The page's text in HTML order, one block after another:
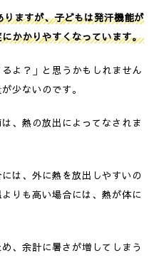
応急処置
ますが、子どもは発汗機能が
かかりやすくなっています。
よ？」と思うかもしれません
少ないのです。
、熱の放出によってなされま
は、外に熱を放出しやすいの
りも高い場合には、熱が体に
、余計に暑さが増してしまう